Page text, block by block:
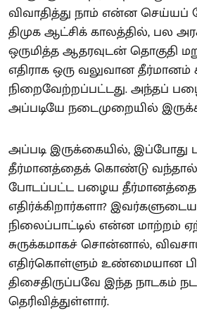
விவாதித்து நாம் என்ன
திமுக ஆட்சிக் காலத்தில், பல
ஒருமித்த ஆதரவுடன் தொகுதி
எதிராக ஒரு வலுவான
நிறைவேற்றப்பட்டது. அந்தப்
அப்படியே நடைமுறையில்
அப்படி இருக்கையில், இப்போது
தீர்மானத்தைக் கொண்டு
போடப்பட்ட பழைய
எதிர்க்கிறார்களா?
நிலைப்பாட்டில் என்ன மாற்றம்
சுருக்கமாகச் சொன்னால்,
எதிர்கொள்ளும் உண்மையான
திசைதிருப்பவே இந்த நாடகம்
தெரிவித்துள்ளார்.